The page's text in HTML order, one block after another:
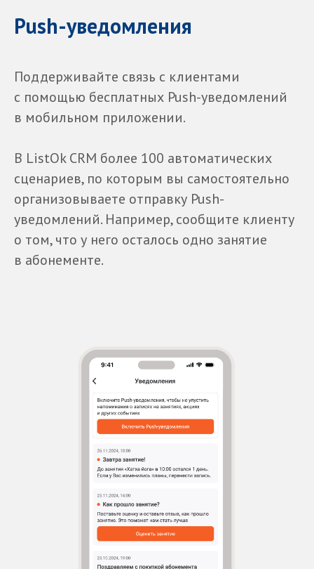
Push-уведомления
Поддерживайте связь с клиентами
с помощью бесплатных Push-уведомлений
в мобильном приложении.
В ListOk CRM более 100 автоматических
сценариев, по которым вы самостоятельно
организовываете отправку Push-
уведомлений. Например, сообщите клиенту
о том, что у него осталось одно занятие
в абонементе.